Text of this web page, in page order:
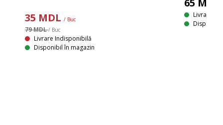
35 MDL / Buc
79 MDL/ Buc
Livrare Indisponibilă
Disponibil în magazin
Livrare
Disponibil